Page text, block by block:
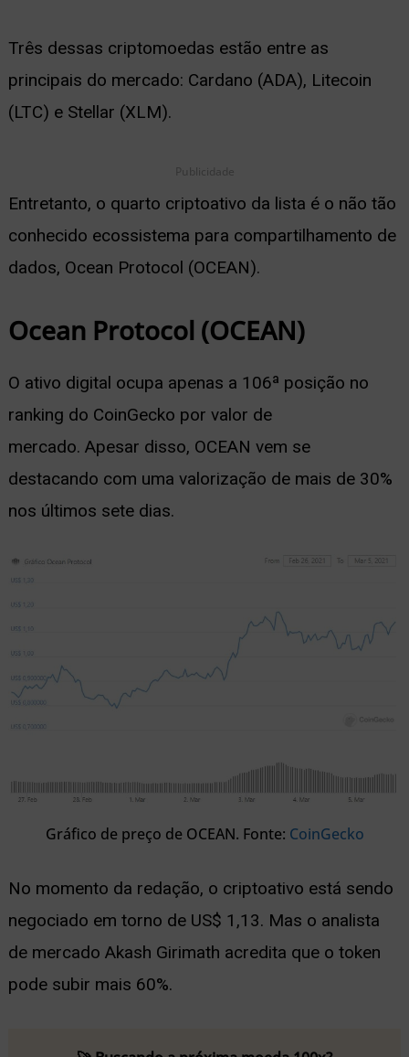
Três dessas criptomoedas estão entre as
principais do mercado: Cardano (ADA), Litecoin
(LTC) e Stellar (XLM).
Publicidade
Entretanto, o quarto criptoativo da lista é o não tão
conhecido ecossistema para compartilhamento de
dados, Ocean Protocol (OCEAN).
Ocean Protocol (OCEAN)
O ativo digital ocupa apenas a 106ª posição no
ranking do CoinGecko por valor de
mercado. Apesar disso, OCEAN vem se
destacando com uma valorização de mais de 30%
nos últimos sete dias.
Gráfico de preço de OCEAN. Fonte: CoinGecko
No momento da redação, o criptoativo está sendo
negociado em torno de US$ 1,13. Mas o analista
de mercado Akash Girimath acredita que o token
pode subir mais 60%.